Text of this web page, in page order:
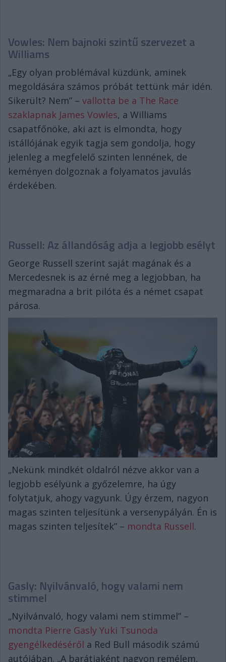
Vowles: Nem bajnoki szintű szervezet a
Williams
„Egy olyan problémával küzdünk, aminek
megoldására számos próbát tettünk már idén.
Sikerült? Nem” – vallotta be a The Race
szaklapnak James Vowles, a Williams
csapatfőnöke, aki azt is elmondta, hogy
istállójának egyik tagja sem gondolja, hogy
jelenleg a megfelelő szinten lennének, de
keményen dolgoznak a folyamatos javulás
érdekében.
Russell: Az állandóság adja a legjobb esélyt
George Russell szerint saját magának és a
Mercedesnek is az érné meg a legjobban, ha
megmaradna a brit pilóta és a német csapat
párosa.
„Nekünk mindkét oldalról nézve akkor van a
legjobb esélyünk a győzelemre, ha úgy
folytatjuk, ahogy vagyunk. Úgy érzem, nagyon
magas szinten teljesítünk a versenypályán. Én is
magas szinten teljesítek” – mondta Russell.
Gasly: Nyilvánvaló, hogy valami nem
stimmel
„Nyilvánvaló, hogy valami nem stimmel” –
mondta Pierre Gasly Yuki Tsunoda
gyengélkedéséről a Red Bull második számú
autójában. „A barátjaként nagyon remélem,